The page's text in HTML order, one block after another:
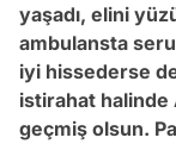
yaşadı, elini
ambulansta
iyi hissederse
istirahat halinde
geçmiş olsun.